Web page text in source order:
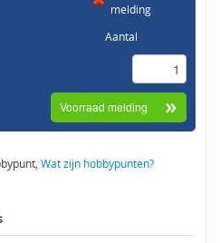
melding
Aantal
Wat zijn hobbypunten?